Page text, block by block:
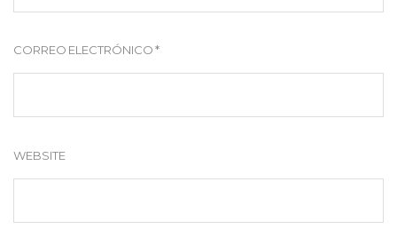
CORREO ELECTRÓNICO*
WEBSITE